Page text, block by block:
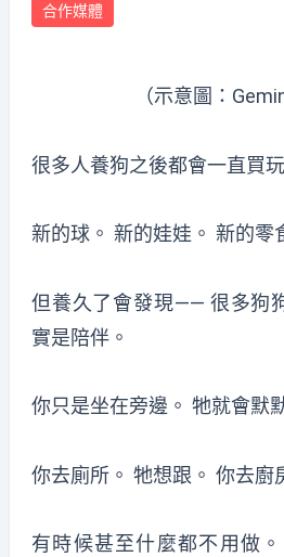
合作媒體
（示意圖：
很多人養狗之後都會一直買玩
新的球。 新的娃娃。 新的零
但養久了會發現—— 很多狗
實是陪伴。
你只是坐在旁邊。 牠就會默
你去廁所。 牠想跟。 你去廚
有時候甚至什麼都不用做